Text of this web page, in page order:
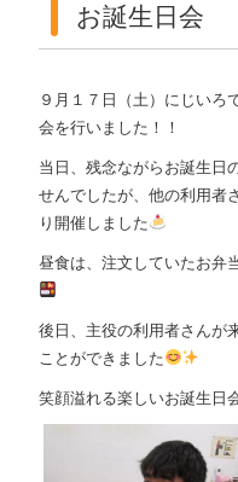
お誕生日会
９月１７日（土）にじいろ
会を行いました！！
当日、残念ながらお誕生日
せんでしたが、他の利用者
り開催しました
昼食は、注文していたお弁
後日、主役の利用者さんが
ことができました
笑顔溢れる楽しいお誕生日